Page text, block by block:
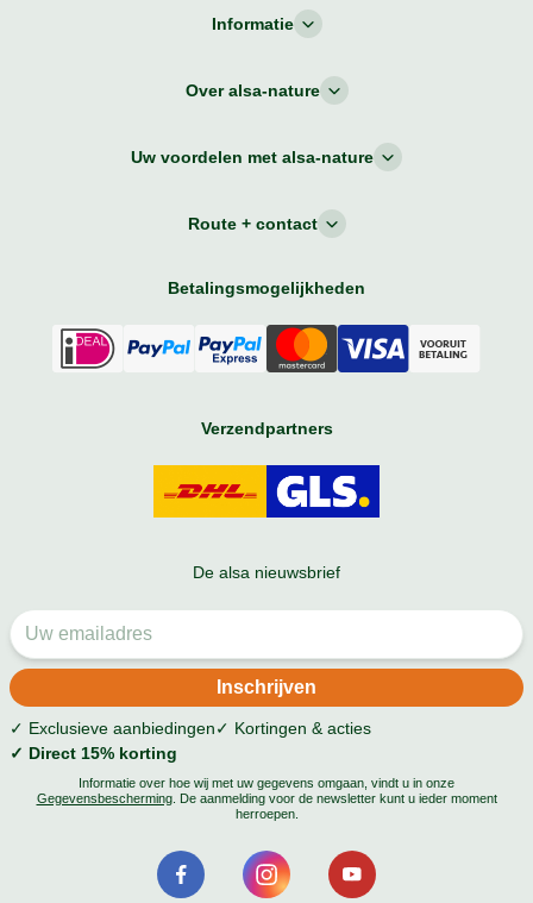
Informatie
Over alsa-nature
Uw voordelen met alsa-nature
Route + contact
Betalingsmogelijkheden
Verzendpartners
De alsa nieuwsbrief
✓ Exclusieve aanbiedingen✓ Kortingen & acties
✓ Direct 15% korting
Informatie over hoe wij met uw gegevens omgaan, vindt u in onze
Gegevensbescherming. De aanmelding voor de newsletter kunt u ieder moment
herroepen.